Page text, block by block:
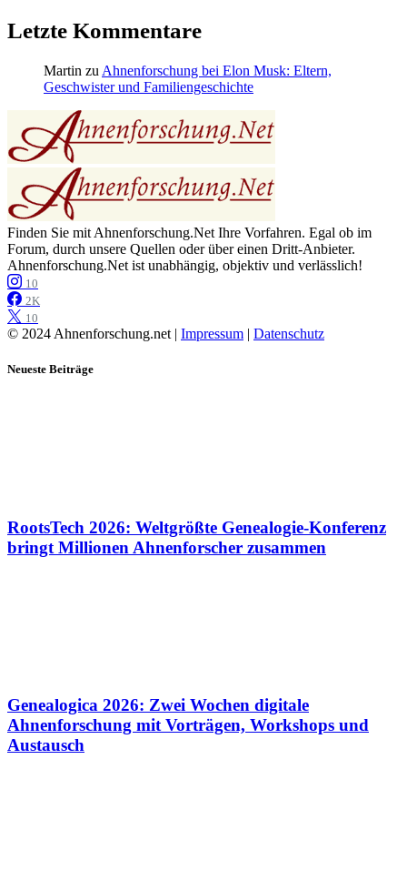
Letzte Kommentare
Martin zu Ahnenforschung bei Elon Musk: Eltern,
Geschwister und Familiengeschichte
Finden Sie mit Ahnenforschung.Net Ihre Vorfahren. Egal ob im
Forum, durch unsere Quellen oder über einen Dritt-Anbieter.
Ahnenforschung.Net ist unabhängig, objektiv und verlässlich!
10
2K
10
© 2024 Ahnenforschung.net | Impressum | Datenschutz
Neueste Beiträge
RootsTech 2026: Weltgrößte Genealogie-Konferenz
bringt Millionen Ahnenforscher zusammen
Genealogica 2026: Zwei Wochen digitale
Ahnenforschung mit Vorträgen, Workshops und
Austausch